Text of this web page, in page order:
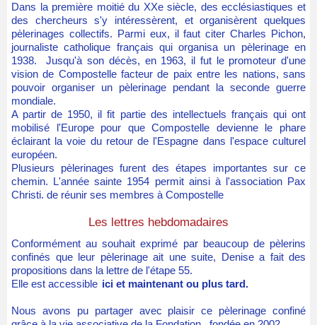
Dans la première moitié du XXe siècle, des ecclésiastiques et
des chercheurs s'y intéressèrent, et organisèrent quelques
pèlerinages collectifs. Parmi eux, il faut citer Charles Pichon,
journaliste catholique français qui organisa un pèlerinage en
1938. Jusqu'à son décès, en 1963, il fut le promoteur d'une
vision de Compostelle facteur de paix entre les nations, sans
pouvoir organiser un pèlerinage pendant la seconde guerre
mondiale.
A partir de 1950, il fit partie des intellectuels français qui ont
mobilisé l'Europe pour que Compostelle devienne le phare
éclairant la voie du retour de l'Espagne dans l'espace culturel
européen.
Plusieurs pèlerinages furent des étapes importantes sur ce
chemin. L'année sainte 1954 permit ainsi à l'association Pax
Christi. de réunir ses membres à Compostelle
Les lettres hebdomadaires
Conformément au souhait exprimé par beaucoup de pèlerins
confinés que leur pèlerinage ait une suite, Denise a fait des
propositions dans la lettre de l'étape 55.
Elle est accessible ici et maintenant ou plus tard.
Nous avons pu partager avec plaisir ce pèlerinage confiné